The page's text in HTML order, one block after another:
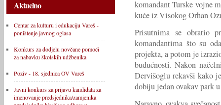
Aktuelno
Centar za kulturu i edukaciju Vareš -
poništenje javnog oglasa
Konkurs za dodjelu novčane pomoći
za nabavku školskih udžbenika
Poziv - 18. sjednica OV Vareš
Javni konkurs za prijavu kandidata za
imenovanje predsjednika/zamjenika
komandant Turske vojne
kuće iz Visokog Orhan
Prisutnima se obratio
komandantima što su
projekta, a potom je
budućnosti. Nakon
Dervišoglu rekavši kako
dobiju jedan ovakav park